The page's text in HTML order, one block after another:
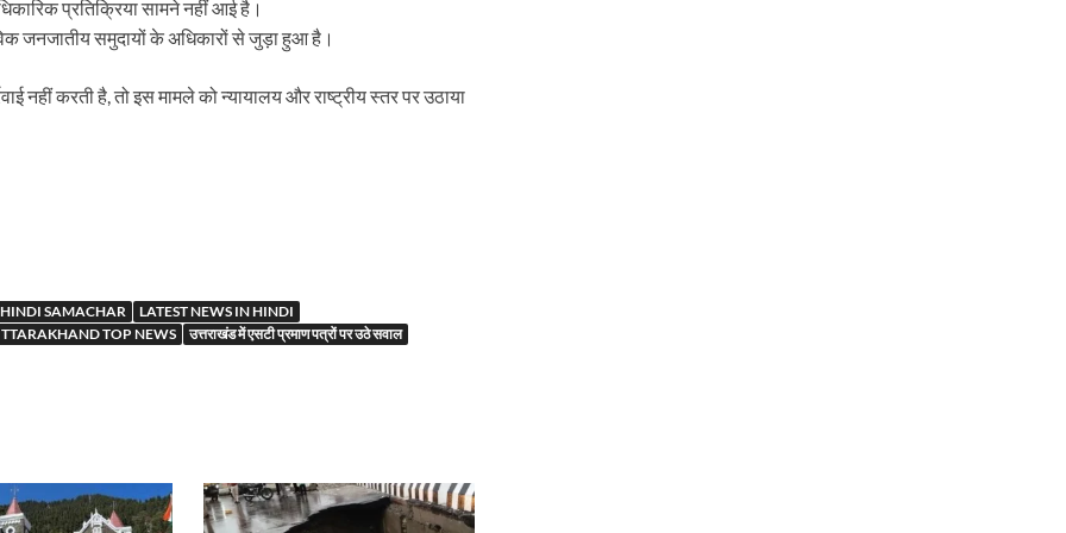
प्रतिक्रिया सामने नहीं आई है।
जनजातीय समुदायों के अधिकारों से जुड़ा हुआ है।
नहीं करती है, तो इस मामले को न्यायालय और राष्ट्रीय स्तर पर उठाया
HINDI SAMACHAR
LATEST NEWS IN HINDI
TOP NEWS
उत्तराखंड में एसटी प्रमाण पत्रों पर उठे सवाल